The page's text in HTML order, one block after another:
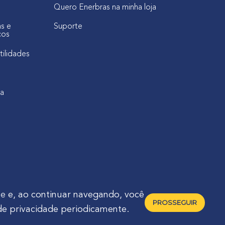
e
Quero Enerbras na minha loja
Suporte
- Brasil 🇧🇷
e, ao continuar navegando, você
privacidade periodicamente.
PROSSEGUIR